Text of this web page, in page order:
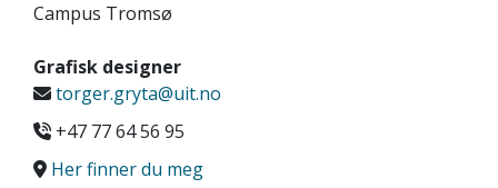
Campus Tromsø
Grafisk designer
torger.gryta@uit.no
+47 77 64 56 95
Her finner du meg